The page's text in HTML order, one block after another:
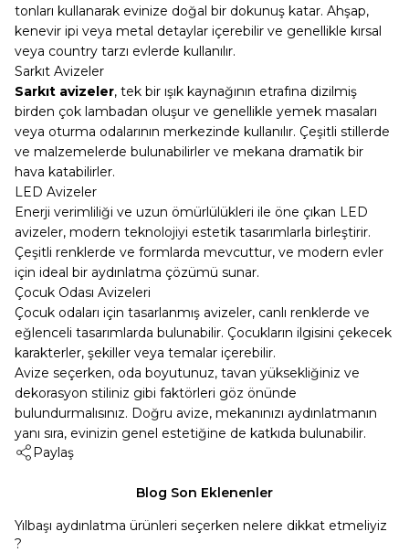
tonları kullanarak evinize doğal bir dokunuş katar. Ahşap,
kenevir ipi veya metal detaylar içerebilir ve genellikle kırsal
veya country tarzı evlerde kullanılır.
Sarkıt Avizeler
Sarkıt avizeler, tek bir ışık kaynağının etrafına dizilmiş
birden çok lambadan oluşur ve genellikle yemek masaları
veya oturma odalarının merkezinde kullanılır. Çeşitli stillerde
ve malzemelerde bulunabilirler ve mekana dramatik bir
hava katabilirler.
LED Avizeler
Enerji verimliliği ve uzun ömürlülükleri ile öne çıkan LED
avizeler, modern teknolojiyi estetik tasarımlarla birleştirir.
Çeşitli renklerde ve formlarda mevcuttur, ve modern evler
için ideal bir aydınlatma çözümü sunar.
Çocuk Odası Avizeleri
Çocuk odaları için tasarlanmış avizeler, canlı renklerde ve
eğlenceli tasarımlarda bulunabilir. Çocukların ilgisini çekecek
karakterler, şekiller veya temalar içerebilir.
Avize seçerken, oda boyutunuz, tavan yüksekliğiniz ve
dekorasyon stiliniz gibi faktörleri göz önünde
bulundurmalısınız. Doğru avize, mekanınızı aydınlatmanın
yanı sıra, evinizin genel estetiğine de katkıda bulunabilir.
Paylaş
Blog Son Eklenenler
Yılbaşı aydınlatma ürünleri seçerken nelere dikkat etmeliyiz
?